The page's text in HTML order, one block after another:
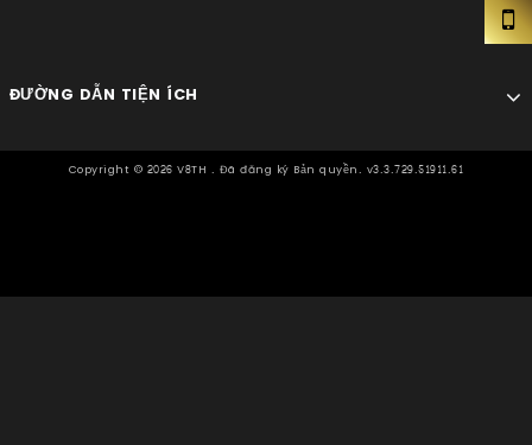
ĐƯỜNG DẪN TIỆN ÍCH
Copyright © 2026 V8TH . Đã đăng ký Bản quyền. v3.3.729.51911.61